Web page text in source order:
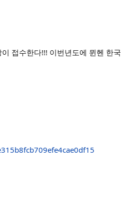
접수한다!!! 이번년도에 뮌헨 한국